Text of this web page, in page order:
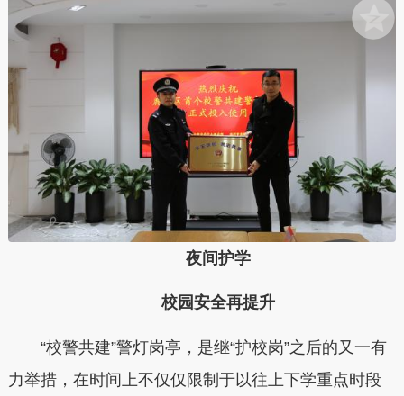
夜间护学
校园安全再提升
“校警共建”警灯岗亭，是继“护校岗”之后的又一有
力举措，在时间上不仅仅限制于以往上下学重点时段